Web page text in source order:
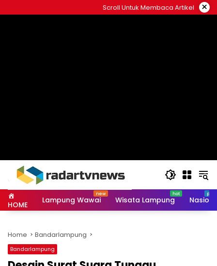
to
Scroll Untuk Membaca Artikel ×
HOME Lampung Wawai Wisata Lampung
Home Bandarlampung
Bandarlampung